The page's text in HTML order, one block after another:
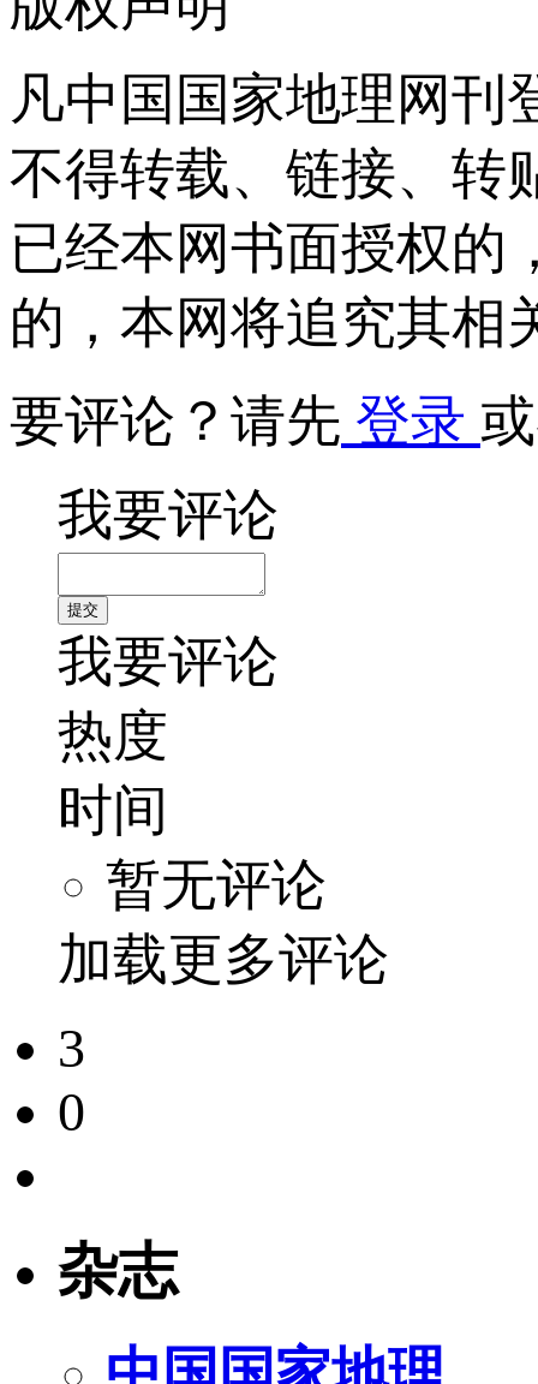
凡中国国家地理网刊
不得转载、链接、转
已经本网书面授权的
的，本网将追究其相
要评论？请先 登录
我要评论
我要评论
热度
时间
暂无评论
加载更多评论
3
0
杂志